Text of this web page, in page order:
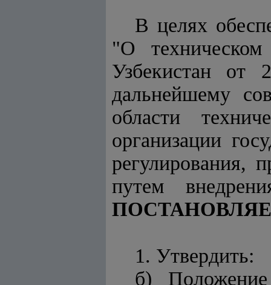
В целях
"О техническом
Узбекистан
дальнейшему
области
организации
регулирования,
путем
1. Утвердить:
б)